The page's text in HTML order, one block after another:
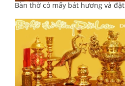
Bàn thờ có mấy bát hương và